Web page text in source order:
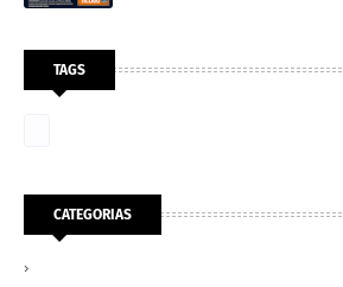
TAGS
CATEGORIAS